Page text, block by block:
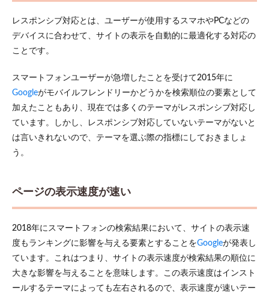
レスポンシブ対応とは、ユーザーが使用するスマホやPCなどの
デバイスに合わせて、サイトの表示を自動的に最適化する対応の
ことです。
スマートフォンユーザーが急増したことを受けて2015年に
Googleがモバイルフレンドリーかどうかを検索順位の要素として
加えたこともあり、現在では多くのテーマがレスポンシブ対応し
ています。しかし、レスポンシブ対応していないテーマがないと
は言いきれないので、テーマを選ぶ際の指標にしておきましょ
う。
ページの表示速度が速い
2018年にスマートフォンの検索結果において、サイトの表示速
度もランキングに影響を与える要素とすることをGoogleが発表し
ています。これはつまり、サイトの表示速度が検索結果の順位に
大きな影響を与えることを意味します。この表示速度はインスト
ールするテーマによっても左右されるので、表示速度が速いテー